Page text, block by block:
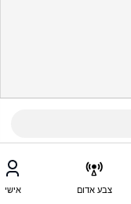
צבע אדום אישי